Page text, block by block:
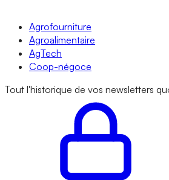
Agrofourniture
Agroalimentaire
AgTech
Coop-négoce
Tout l'historique de vos newsletters